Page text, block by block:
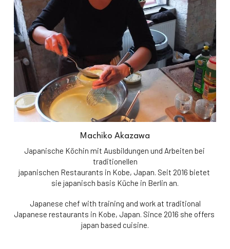
Machiko Akazawa
Japanische Köchin mit Ausbildungen und Arbeiten bei
traditionellen
japanischen Restaurants in Kobe, Japan. Seit 2016 bietet
sie japanisch basis Küche in Berlin an.
Japanese chef with training and work at traditional
Japanese restaurants in Kobe, Japan. Since 2016 she offers
japan based cuisine.